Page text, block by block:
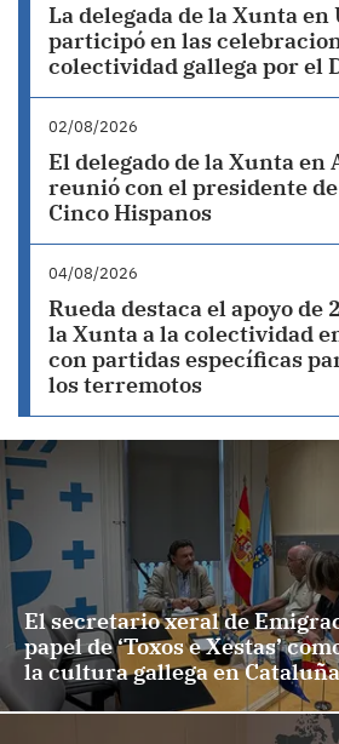
La delegada de la Xunta
participó en las
colectividad gallega por el
02/08/2026
El delegado de la Xunta en
reunió con el presidente
Cinco Hispanos
04/08/2026
Rueda destaca el apoyo de
la Xunta a la colectividad
con partidas específicas
los terremotos
El secretario xeral de
papel de ‘Toxos e Xestas’
la cultura gallega en Cataluña